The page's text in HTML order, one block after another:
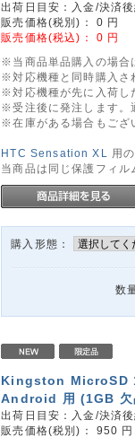
出荷日目安：入金/決済
販売価格(税別)： 0 円
販売価格(税込)： 0 円
※当商品単品購入の場合
※対応機種と同時購入さ
※対応機種が先に入荷し
※受注後に発注します。
※在庫がある場合もござ
HTC Sensation XL
用
当商品は同じ保護フィル
購入形態：
数
Kingston MicroSD
Android 用 (1GB 欠
出荷日目安：入金/決済
販売価格(税別)： 950 円